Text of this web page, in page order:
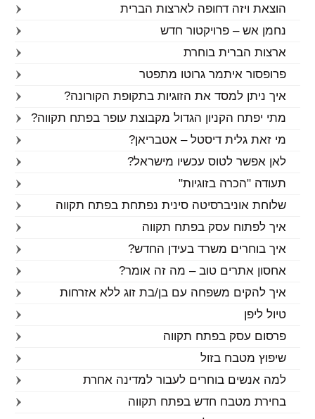
הוצאת ויזה דחופה לארצות הברית
נחמן אש – פרויקטור חדש
ארצות הברית בוחרת
פרופסור איתמר גרוטו מתפטר
איך ניתן למסד את הזוגיות בתקופת הקורונה?
מתי יפתח הקניון הגדול מקבוצת עופר בפתח תקווה?
מי זאת גלית דיסטל – אטבריאן?
לאן אפשר לטוס עכשיו מישראל?
תעודה "הכרה בזוגיות"
שלוחת אוניברסיטה סינית נפתחת בפתח תקווה
איך לפתוח עסק בפתח תקווה
איך בוחרים משרד בעידן החדש?
אחסון אתרים טוב – מה זה אומר?
איך להקים משפחה עם בן/בת זוג ללא אזרחות
טיול ליפן
פרסום עסק בפתח תקווה
שיפוץ מטבח בזול
למה אנשים בוחרים לעבור למדינה אחרת
בחירת מטבח חדש בפתח תקווה